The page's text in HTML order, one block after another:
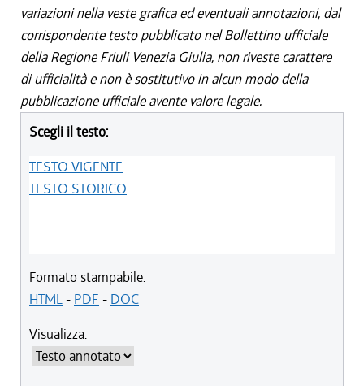
variazioni nella veste grafica ed eventuali annotazioni, dal
corrispondente testo pubblicato nel Bollettino ufficiale
della Regione Friuli Venezia Giulia, non riveste carattere
di ufficialità e non è sostitutivo in alcun modo della
pubblicazione ufficiale avente valore legale.
Scegli il testo:
TESTO VIGENTE
TESTO STORICO
Formato stampabile:
HTML- PDF - DOC
Visualizza: